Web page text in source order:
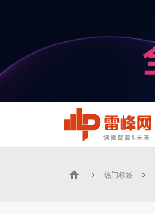
热门标签